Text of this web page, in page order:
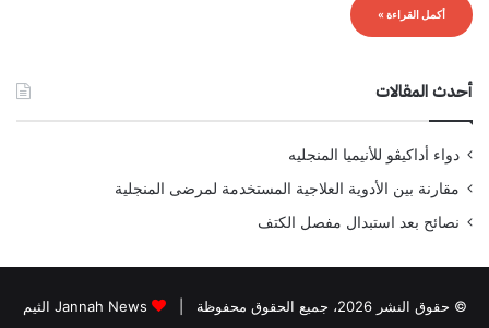
أكمل القراءة »
أحدث المقالات
دواء أداكيڤو للأنيميا المنجليه
مقارنة بين الأدوية العلاجية المستخدمة لمرضى المنجلية
نصائح بعد استبدال مفصل الكتف
© حقوق النشر 2026، جميع الحقوق محفوظة | Jannah News الثيم